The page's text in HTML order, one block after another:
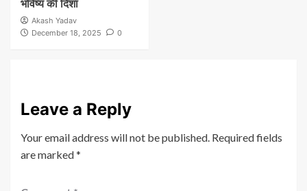
भविष्य की दिशा
Akash Yadav
December 18, 2025
0
Leave a Reply
Your email address will not be published. Required fields
are marked*